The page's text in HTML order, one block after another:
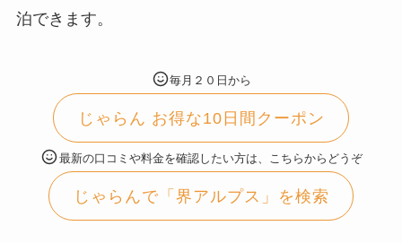
泊できます。
毎月２０日から
じゃらん お得な10日間クーポン
最新の口コミや料金を確認したい方は、こちらからどうぞ
じゃらんで「界アルプス」を検索